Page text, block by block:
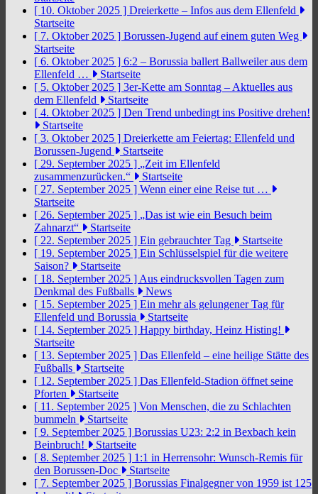
[ 10. Oktober 2025 ] Dreierkette – Infos aus dem Ellenfeld
Startseite
[ 7. Oktober 2025 ] Borussen-Jugend auf einem guten Weg
Startseite
[ 6. Oktober 2025 ] 6:2 – Borussia ballert Ballweiler aus dem
Ellenfeld …
Startseite
[ 5. Oktober 2025 ] 3er-Kette am Sonntag – Aktuelles aus
dem Ellenfeld
Startseite
[ 4. Oktober 2025 ] Den Trend unbedingt ins Positive drehen!
Startseite
[ 3. Oktober 2025 ] Dreierkette am Feiertag: Ellenfeld und
Borussen-Jugend
Startseite
[ 29. September 2025 ] „Zeit im Ellenfeld
zusammenzurücken.“
Startseite
[ 27. September 2025 ] Wenn einer eine Reise tut …
Startseite
[ 26. September 2025 ] „Das ist wie ein Besuch beim
Zahnarzt“
Startseite
[ 22. September 2025 ] Ein gebrauchter Tag
Startseite
[ 19. September 2025 ] Ein Schlüsselspiel für die weitere
Saison?
Startseite
[ 18. September 2025 ] Aus eindrucksvollen Tagen zum
Denkmal des Fußballs
News
[ 15. September 2025 ] Ein mehr als gelungener Tag für
Ellenfeld und Borussia
Startseite
[ 14. September 2025 ] Happy birthday, Heinz Histing!
Startseite
[ 13. September 2025 ] Das Ellenfeld – eine heilige Stätte des
Fußballs
Startseite
[ 12. September 2025 ] Das Ellenfeld-Stadion öffnet seine
Pforten
Startseite
[ 11. September 2025 ] Von Menschen, die zu Schlachten
bummeln
Startseite
[ 9. September 2025 ] Borussias U23: 2:2 in Bexbach kein
Beinbruch!
Startseite
[ 8. September 2025 ] 1:1 in Herrensohr: Wunsch-Remis für
den Borussen-Doc
Startseite
[ 7. September 2025 ] Borussias Finalgegner von 1959 ist 125